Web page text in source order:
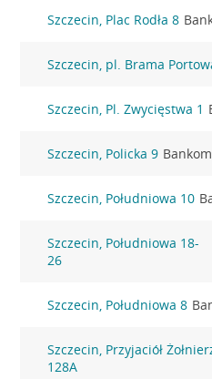
Szczecin, Plac Rodła 8
Szczecin, pl. Brama
Szczecin, Pl. Zwycięstwa 1
Szczecin, Policka 9
Szczecin, Południowa 10
Szczecin, Południowa 18-
26
Szczecin, Południowa 8
Szczecin, Przyjaciół
128A